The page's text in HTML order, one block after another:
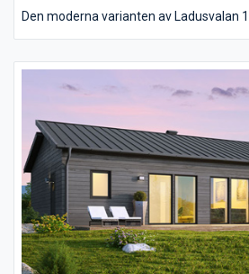
Den moderna varianten av Ladusvalan
Huset utförs utan utvändiga dörr- och
knutbrädor vilket förstärker designen
finns möjlighet att välja ett invändigt
kök, matplats och entré vilket ger huset
en mängd valmöjligheter när det
utföranden. Välj bland olika
fönstertyper mm för att skapa just din